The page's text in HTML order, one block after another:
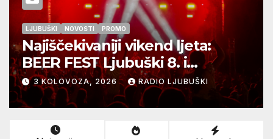
NOVOSTI PROMO
vikend ljeta:
FEST Ljubuški 8. i
KOLOVOZA, 2026 RADIO LJUBUŠKI 2